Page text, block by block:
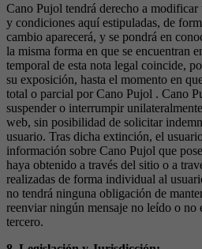
Cano Pujol tendrá derecho a
y condiciones aquí estipuladas, de
cambio aparecerá, y se pondrá en
la misma forma en que se encuentran
temporal de esta nota legal coincide,
su exposición, hasta el momento en
total o parcial por Cano Pujol . Cano
suspender o interrumpir
web, sin posibilidad de solicitar
usuario. Tras dicha extinción, el
información sobre Cano Pujol que
haya obtenido a través del sitio o a
realizadas de forma individual al
no tendrá ninguna obligación de
reenviar ningún mensaje no leído o no
tercero.